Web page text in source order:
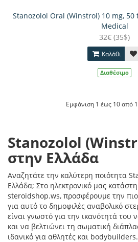
Stanozolol Oral (Winstrol) 10 mg, 50
Medical
32€ (35$)
Καλάθι
Διαθέσιμο
Εμφάνιση 1 έως 10 από
Stanozolol
στην Ελλάδα
Αναζητάτε την καλύτερη ποιότητα
Ελλάδα; Στο ηλεκτρονικό μας
steroidshop.ws, προσφέρουμε την
για αυτό το δημοφιλές αναβολικό
είναι γνωστό για την ικανότητά του
και να βελτιώνει τη σωματική
ιδανικό για αθλητές και bodybuilders.